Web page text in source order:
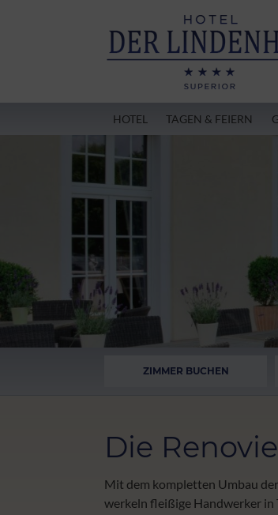
HOTEL TAGEN & FEIERN
ZIMMER BUCHEN
Die
Mit dem kompletten Umbau
werkeln fleißige Handwerker in